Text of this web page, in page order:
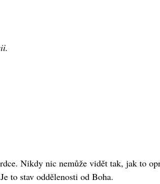
Nikdy nic nemůže vidět tak, jak to
to stav oddělenosti od Boha.